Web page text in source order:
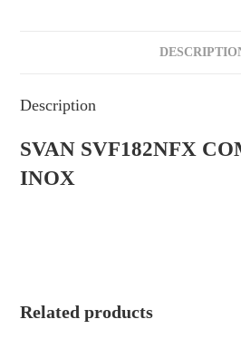
Description
SVAN SVF182NFX
INOX
Related products